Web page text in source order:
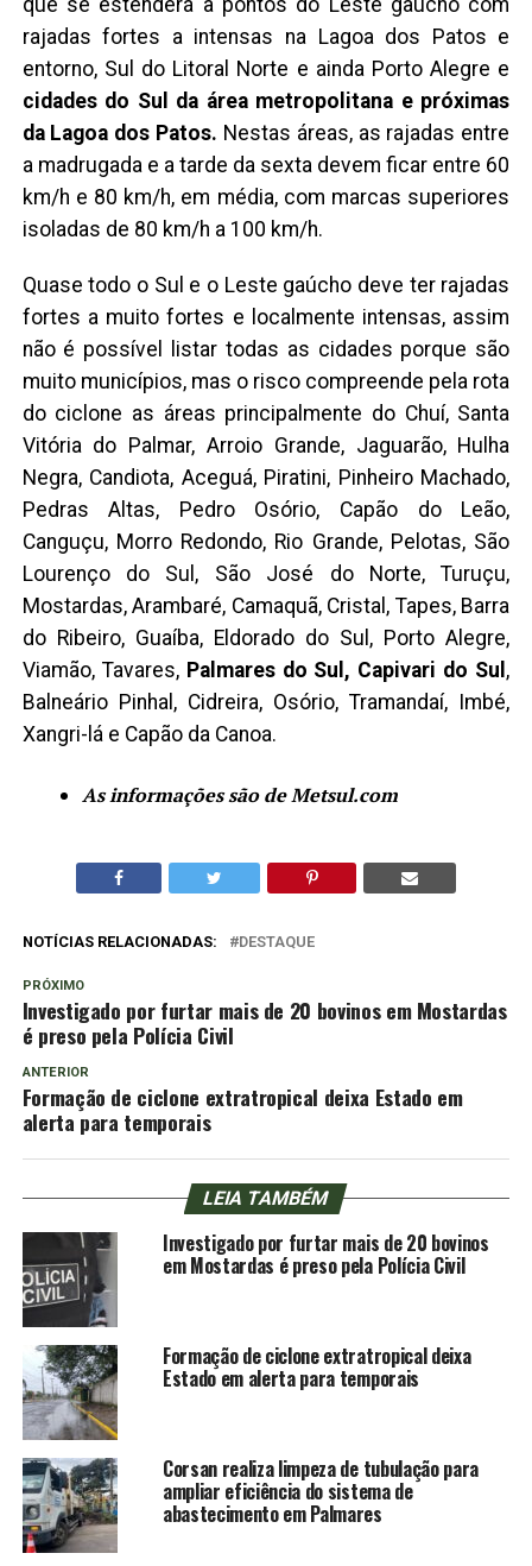
que se estenderá a pontos do Leste gaúcho com
rajadas fortes a intensas na Lagoa dos Patos e
entorno, Sul do Litoral Norte e ainda Porto Alegre e
cidades do Sul da área metropolitana e próximas
da Lagoa dos Patos. Nestas áreas, as rajadas entre
a madrugada e a tarde da sexta devem ficar entre 60
km/h e 80 km/h, em média, com marcas superiores
isoladas de 80 km/h a 100 km/h.
Quase todo o Sul e o Leste gaúcho deve ter rajadas
fortes a muito fortes e localmente intensas, assim
não é possível listar todas as cidades porque são
muito municípios, mas o risco compreende pela rota
do ciclone as áreas principalmente do Chuí, Santa
Vitória do Palmar, Arroio Grande, Jaguarão, Hulha
Negra, Candiota, Aceguá, Piratini, Pinheiro Machado,
Pedras Altas, Pedro Osório, Capão do Leão,
Canguçu, Morro Redondo, Rio Grande, Pelotas, São
Lourenço do Sul, São José do Norte, Turuçu,
Mostardas, Arambaré, Camaquã, Cristal, Tapes, Barra
do Ribeiro, Guaíba, Eldorado do Sul, Porto Alegre,
Viamão, Tavares, Palmares do Sul, Capivari do Sul ,
Balneário Pinhal, Cidreira, Osório, Tramandaí, Imbé,
Xangri-lá e Capão da Canoa.
As informações são de Metsul.com
NOTÍCIAS RELACIONADAS: DESTAQUE
PRÓXIMO
Investigado por furtar mais de 20 bovinos em Mostardas
é preso pela Polícia Civil
ANTERIOR
Formação de ciclone extratropical deixa Estado em
alerta para temporais
LEIA TAMBÉM
Investigado por furtar mais de 20 bovinos
em Mostardas é preso pela Polícia Civil
Formação de ciclone extratropical deixa
Estado em alerta para temporais
Corsan realiza limpeza de tubulação para
ampliar eficiência do sistema de
abastecimento em Palmares